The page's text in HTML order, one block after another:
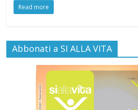
Read more
Abbonati a SI ALLA VITA